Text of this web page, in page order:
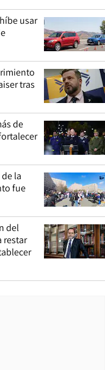
usar
tras
de
la
fue
del
restar